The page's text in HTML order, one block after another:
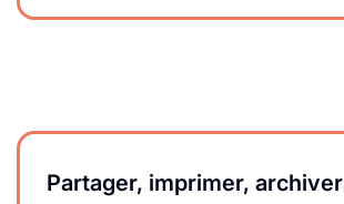
Partager, imprimer, archiver